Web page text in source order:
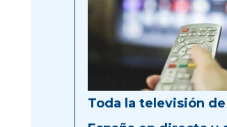
Toda la televisión de